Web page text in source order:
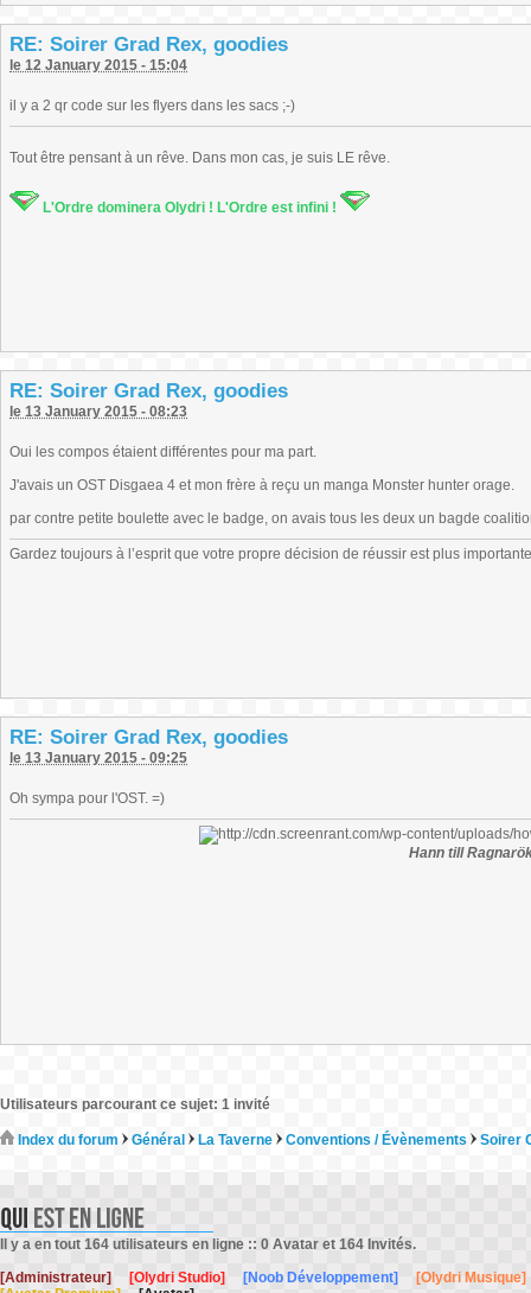
RE: Soirer Grad Rex, goodies
le 12 January 2015 - 15:04
il y a 2 qr code sur les flyers dans les sacs ;-)
Tout être pensant à un rêve. Dans mon cas, je suis LE rêve.
L'Ordre dominera Olydri ! L'Ordre est infini !
RE: Soirer Grad Rex, goodies
le 13 January 2015 - 08:23
Oui les compos étaient différentes pour ma part.
J'avais un OST Disgaea 4 et mon frère à reçu un manga Monster hunter orage.
par contre petite boulette avec le badge, on avais tous les deux un bagde
Gardez toujours à l’esprit que votre propre décision de réussir est plus
RE: Soirer Grad Rex, goodies
le 13 January 2015 - 09:25
Oh sympa pour l'OST. =)
Hann till
Utilisateurs parcourant ce sujet: 1 invité
Index du forum Général La Taverne Conventions / Évènements Soirer
Il y a en tout 164 utilisateurs en ligne :: 0 Avatar et 164 Invités.
[Administrateur]
[Olydri Studio] [Noob Développement]
[Olydri Musique]